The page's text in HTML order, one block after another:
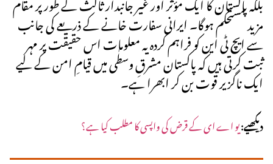
مزید مستحکم ہوگا۔ ایرانی سفارت خانے کے ذریعے کی جانب
سے ایچ ٹی این کو فراہم کردہ یہ معلومات اس حقیقت پر مہر
ثبت کرتی ہیں کہ پاکستان مشرقِ وسطٰی میں قیامِ امن کے لیے
ایک ناگزیر قوت بن کر ابھرا ہے۔
دیکھیے:یو اے ای کے قرض کی واپسی کا مطلب کیا ہے؟